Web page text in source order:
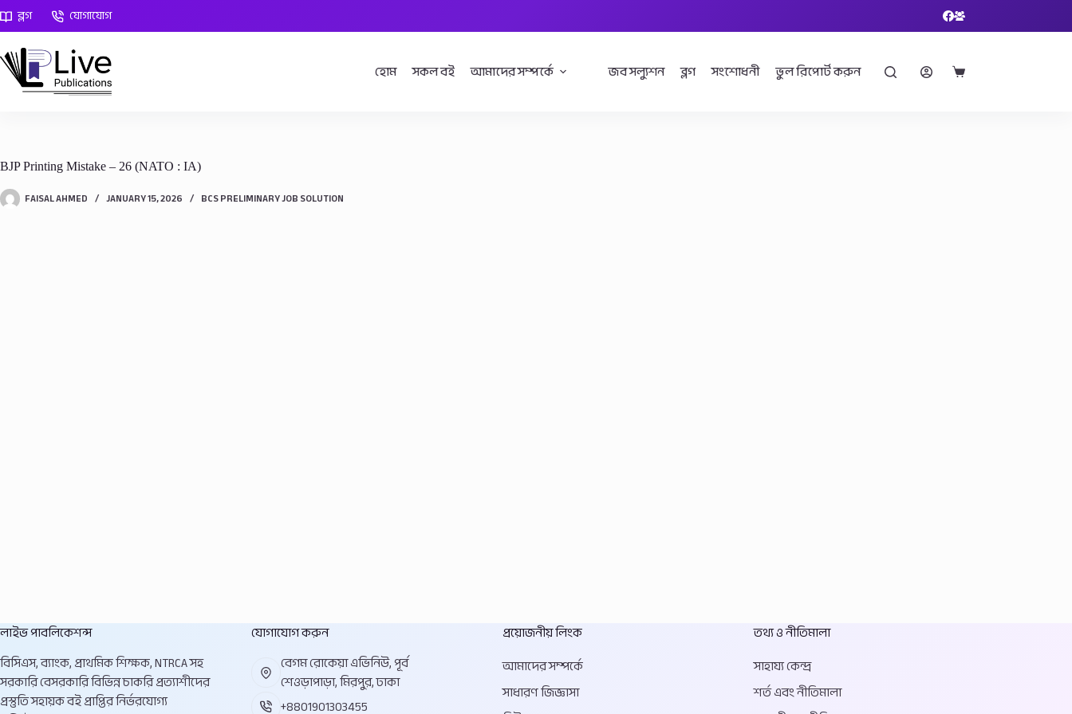
to
content
ব্লগ যোগাযোগ
হোম সকল বই আমাদের সম্পর্কে জব সল্যুশন ব্লগ সংশোধনী ভুল রিপোর্ট করুন
Shopping
BJP Printing Mistake – 26 (NATO : IA)
FAISAL AHMED JANUARY 15, 2026 BCS PRELIMINARY JOB SOLUTION
লাইভ পাবলিকেশন্স
বিসিএস, ব্যাংক, প্রাথমিক শিক্ষক, NTRCA সহ
সরকারি বেসরকারি বিভিন্ন চাকরি প্রত্যাশীদের
প্রস্তুতি সহায়ক বই প্রাপ্তির নির্ভরযোগ্য
যোগাযোগ করুন
বেগম রোকেয়া এভিনিউ, পূর্ব
শেওড়াপাড়া, মিরপুর, ঢাকা
+8801901303455
প্রয়োজনীয় লিংক
আমাদের সম্পর্কে
সাধারণ জিজ্ঞাসা
তথ্য ও নীতিমালা
সাহায্য কেন্দ্র
শর্ত এবং নীতিমালা